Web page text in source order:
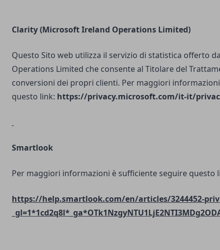
Clarity (Microsoft Ireland Operations Limited)
Questo Sito web utilizza il servizio di statistica offerto
Operations Limited che consente al Titolare del
conversioni dei propri clienti. Per maggiori
questo link: https://privacy.microsoft.com/it-it/
Smartlook
Per maggiori informazioni è sufficiente seguire questo
https://help.smartlook.com/en/articles/3244452-